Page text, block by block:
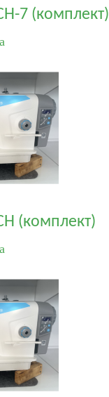
7 (комплект)
(комплект)